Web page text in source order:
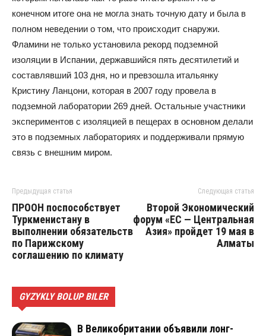
конечном итоге она не могла знать точную дату и была в
полном неведении о том, что происходит снаружи.
Фламини не только установила рекорд подземной
изоляции в Испании, державшийся пять десятилетий и
составлявший 103 дня, но и превзошла итальянку
Кристину Ланцони, которая в 2007 году провела в
подземной лаборатории 269 дней. Остальные участники
экспериментов с изоляцией в пещерах в основном делали
это в подземных лабораториях и поддерживали прямую
связь с внешним миром.
Предыдущая статья
ПРООН поспособствует
Туркменистану в
выполнении обязательств
по Парижскому
соглашению по климату
Следующая статья
Второй Экономический
форум «ЕС — Центральная
Азия» пройдет 19 мая в
Алматы
GYZYKLY BOLUP BILER
В Великобритании объявили лонг-